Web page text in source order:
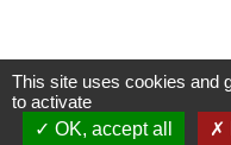
This site uses cookies and
to activate
OK, accept all